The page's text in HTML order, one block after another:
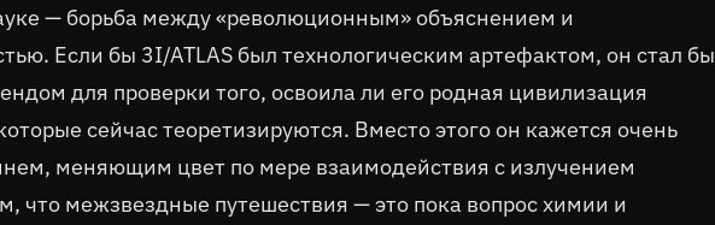
— борьба между «революционным» объяснением и
Если бы 3I/ATLAS был технологическим артефактом, он стал бы
для проверки того, освоила ли его родная цивилизация
сейчас теоретизируются. Вместо этого он кажется очень
меняющим цвет по мере взаимодействия с излучением
что межзвездные путешествия — это пока вопрос химии и